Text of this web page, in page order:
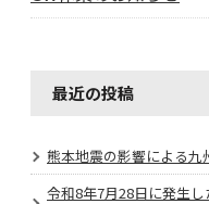
最近の投稿
熊本地震の影響による九
令和8年7月28日に発生